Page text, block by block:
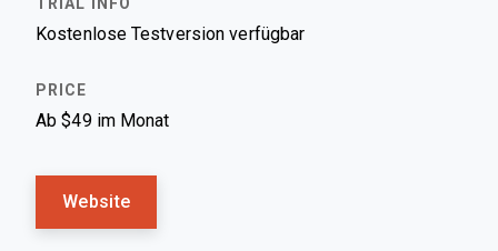
Kostenlose Testversion verfügbar
Ab $49 im Monat
Website